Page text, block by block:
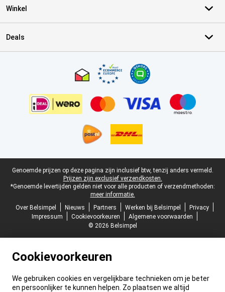
Winkel
Deals
Juridische voettekst
Genoemde prijzen op deze pagina zijn inclusief btw, tenzij anders vermeld.
Prijzen zijn exclusief verzendkosten.
*Genoemde levertijden gelden niet voor alle producten of verzendmethoden:
meer informatie.
Over Belsimpel
Nieuws Partners Werken bij Belsimpel
Privacy
Impressum
Cookievoorkeuren
Algemene voorwaarden
© 2026 Belsimpel
Cookievoorkeuren
We gebruiken cookies en vergelijkbare technieken om je beter
en persoonlijker te kunnen helpen. Zo plaatsen we altijd